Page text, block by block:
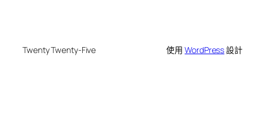
Twenty Twenty-Five 使用WordPress設計